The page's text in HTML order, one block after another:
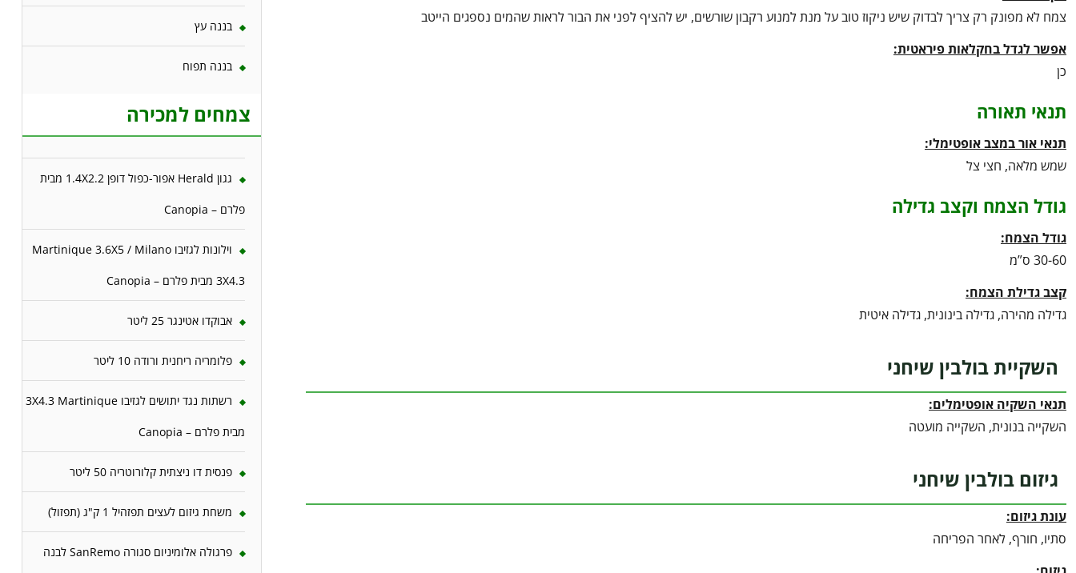
צמח לא מפונק רק צריך לבדוק שיש ניקוז טוב על מנת למנוע רקבון שורשים, יש להציף לפני את הבור לראות שהמים נספגים הייטב
אפשר לגדל בחקלאות פיראטית:
כן
תנאי תאורה
תנאי אור במצב אופטימלי:
שמש מלאה, חצי צל
גודל הצמח וקצב גדילה
גודל הצמח:
30-60 ס”מ
קצב גדילת הצמח:
גדילה מהירה, גדילה בינונית, גדילה איטית
השקיית בולבין שיחני
תנאי השקיה אופטימלים:
השקייה בנונית, השקייה מועטה
גיזום בולבין שיחני
עונת גיזום:
סתיו, חורף, לאחר הפריחה
בננה עץ
בננה תפוח
צמחים למכירה
גגון Herald אפור-כפול דופן 1.4X2.2 מבית
פלרם – Canopia
וילונות לגזיבו Martinique 3.6X5 / Milano
3X4.3 מבית פלרם – Canopia
אבוקדו אטינגר 25 ליטר
פלומריה ריחנית ורודה 10 ליטר
רשתות נגד יתושים לגזיבו 3X4.3 Martinique
מבית פלרם – Canopia
פנסית דו ניצתית קלורוטריה 50 ליטר
משחת גיזום לעצים תפזהיל 1 ק"ג (תפזול)
פרגולה אלומיניום סגורה SanRemo לבנה